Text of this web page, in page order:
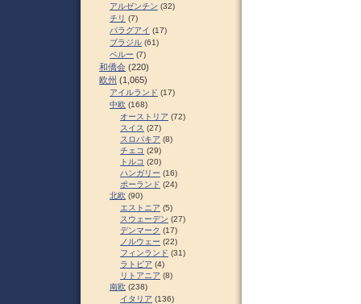
アルゼンチン (32)
チリ (7)
パラグアイ (17)
ブラジル (61)
ペルー (7)
和僑会 (220)
欧州 (1,065)
アイルランド (17)
中欧 (168)
オーストリア (72)
スイス (27)
スロパキア (8)
チェコ (29)
トルコ (20)
ハンガリー (16)
ポーランド (24)
北欧 (90)
エストニア (5)
スウェーデン (27)
デンマーク (17)
ノルウェー (22)
フィンランド (31)
ラトビア (4)
リトアニア (8)
南欧 (238)
イタリア (136)